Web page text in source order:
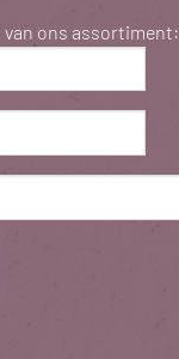
van ons assortiment: